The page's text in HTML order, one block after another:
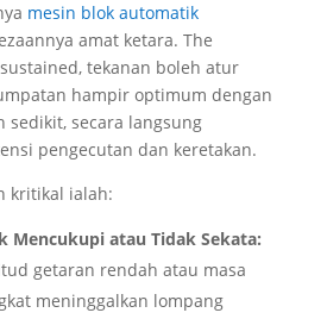
mesin blok automatik
amat ketara. The
, tekanan boleh atur
hampir optimum dengan
sedikit, secara langsung
pengecutan dan keretakan.
kritikal ialah:
Mencukupi atau Tidak Sekata:
getaran rendah atau masa
meninggalkan lompang